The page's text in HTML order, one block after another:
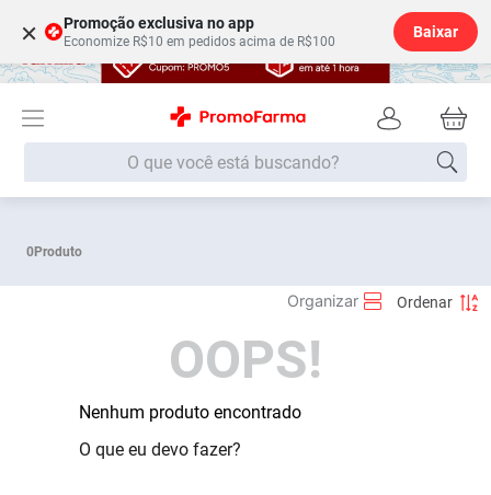
× Promoção exclusiva no app
Economize R$10 em pedidos acima de R$100
Baixar
O que você está buscando?
0Produto
OOPS!
Nenhum produto encontrado
O que eu devo fazer?
Fralda G
Desodorante